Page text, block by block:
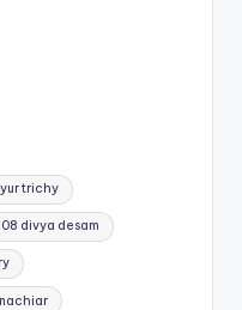
trichy
divya desam